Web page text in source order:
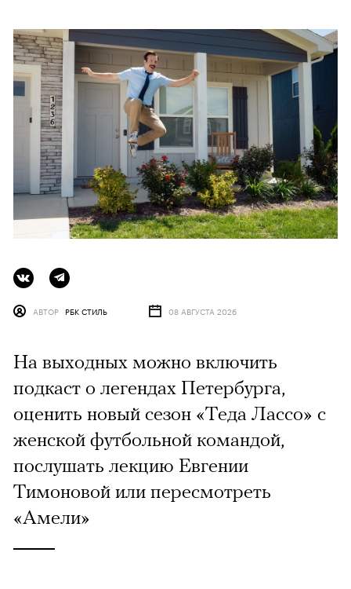
АВТОР РБК СТИЛЬ 08 АВГУСТА 2026
На выходных можно включить
подкаст о легендах Петербурга,
оценить новый сезон «Теда Лассо» с
женской футбольной командой,
послушать лекцию Евгении
Тимоновой или пересмотреть
«Амели»